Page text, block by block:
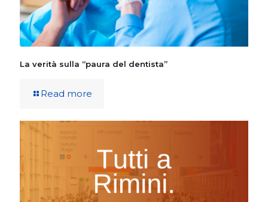
La verità sulla “paura del dentista”
Read more